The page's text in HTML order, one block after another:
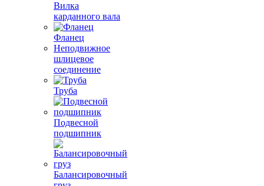
Вилка
карданного вала
Фланец
Неподвижное
шлицевое
соединение
Труба
Подвесной
подшипник
Балансировочный